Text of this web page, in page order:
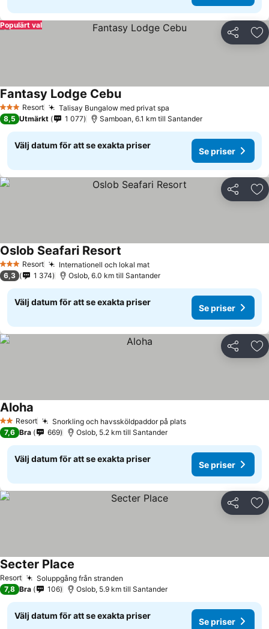
Dela
Populärt val
3 StjärnorResort Talisay Bungalow med privat spa
Fantasy Lodge Cebu
8,5 Utmärkt 1 077 Samboan, 6.1 km till Santander
Välj datum för att se exakta priser
Se priser
Dela
3 StjärnorResort Internationell och lokal mat
Oslob Seafari Resort
6,3 1 374 Oslob, 6.0 km till Santander
Välj datum för att se exakta priser
Se priser
Dela
2 Stjärnor
Resort Snorkling och havssköldpaddor på plats
Aloha
7,6 Bra 669 Oslob, 5.2 km till Santander
Välj datum för att se exakta priser
Se priser
Dela
Resort Soluppgång från stranden
Secter Place
7,8 Bra 106 Oslob, 5.9 km till Santander
Välj datum för att se exakta priser
Se priser